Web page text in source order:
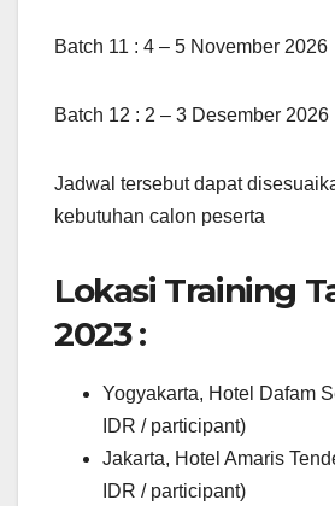
Batch 11 : 4 – 5 November 2026
Batch 12 : 2 – 3 Desember 2026
Jadwal tersebut dapat
kebutuhan calon peserta
Lokasi Training
2023 :
Yogyakarta, Hotel Dafam
IDR / participant)
Jakarta, Hotel Amaris
IDR / participant)